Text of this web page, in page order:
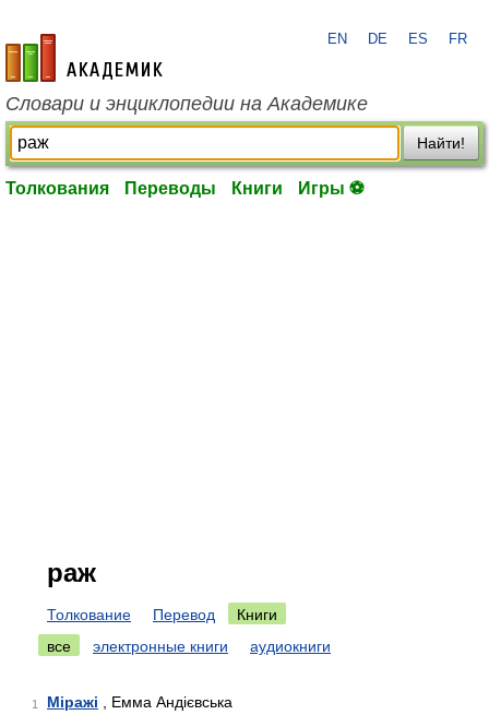
academic.ru
EN DE ES FR
Словари и энциклопедии на Академике
Найти!
Толкования Переводы Книги Игры ⚽
раж
Толкование Перевод
Книги
все
электронные книги аудиокниги
1 Міражі , Емма Андієвська